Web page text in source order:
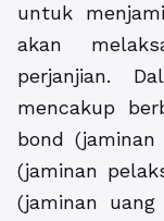
untuk
akan
perjanjian.
mencakup
bond (jaminan
(jaminan
(jaminan